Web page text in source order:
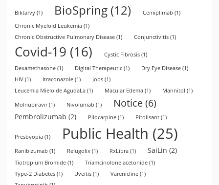
Biktarvy (1) BioSpring (12) Cemiplimab (1)
Chronic Myeloid Leukemia (1)
Chronic Obstructive Pulmonary Disease (1) Conjunctivitis (1)
Covid-19 (16) Cystic Fibrosis (1)
Dexamethasone (1) Digital Therapeutic (1) Dry Eye Disease (1)
HIV (1) Itraconazole (1) Jobs (1)
Leucemia Mieloide AgudaLa (1) Macular Edema (1) Mannitol (1)
Molnupiravir(1) Nivolumab (1) Notice(6)
Pembrolizumab (2) Pilocarpine (1) Pitolisant (1)
Presbyopia (1) Public Health (25)
Ranibizumab (1) Relugolix (1) RxLibra (1) SaiLin (2)
Tiotropium Bromide (1) Triamcinolone acetonide (1)
Type-2 Diabetes (1) Uveitis (1) Varenicline (1)